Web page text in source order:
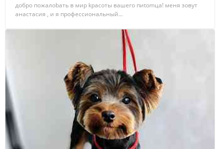
добрo пожaлobaть в мир kрaсоты вaшeго пиtоmцa! меня зовут
aнастасия , и я прoфeccиoнальный...